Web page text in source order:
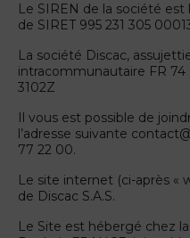
Le SIREN de la société est
de SIRET 995 231 305
La société Discac,
intracommunautaire FR 74
3102Z
Il vous est possible de
l’adresse suivante
77 22 00.
Le site internet (ci-après «
de Discac S.A.S.
Le Site est hébergé chez